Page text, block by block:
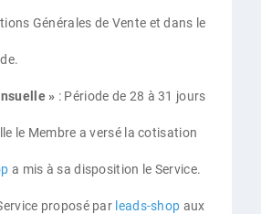
Générales de Vente et dans le
» : Période de 28 à 31 jours
le Membre a versé la cotisation
a mis à sa disposition le Service.
proposé par leads-shop aux